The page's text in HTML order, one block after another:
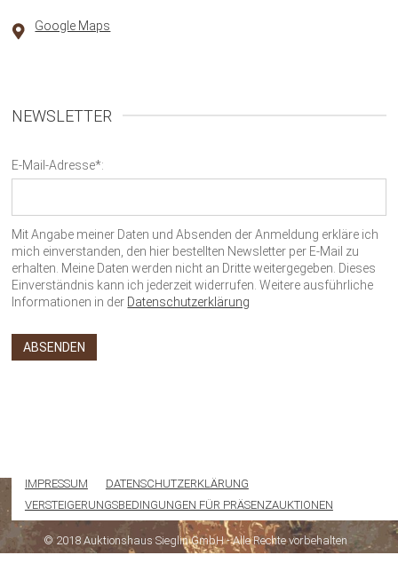
Google Maps
NEWSLETTER
E-Mail-Adresse*:
Mit Angabe meiner Daten und Absenden der Anmeldung erkläre ich
mich einverstanden, den hier bestellten Newsletter per E-Mail zu
erhalten. Meine Daten werden nicht an Dritte weitergegeben. Dieses
Einverständnis kann ich jederzeit widerrufen. Weitere ausführliche
Informationen in der Datenschutzerklärung
IMPRESSUM
DATENSCHUTZERKLÄRUNG
VERSTEIGERUNGSBEDINGUNGEN FÜR PRÄSENZAUKTIONEN
© 2018 Auktionshaus Sieglin GmbH - Alle Rechte vorbehalten